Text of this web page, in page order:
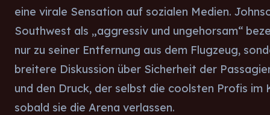
eine virale Sensation auf sozialen Medien.
Southwest als „aggressiv und ungehorsam“
nur zu seiner Entfernung aus dem Flugzeug,
breitere Diskussion über Sicherheit der
und den Druck, der selbst die coolsten Profis im
sobald sie die Arena verlassen.